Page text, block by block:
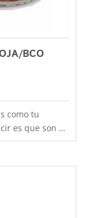
BCO
como tu
es que son de
completo en
al mejor
combinan